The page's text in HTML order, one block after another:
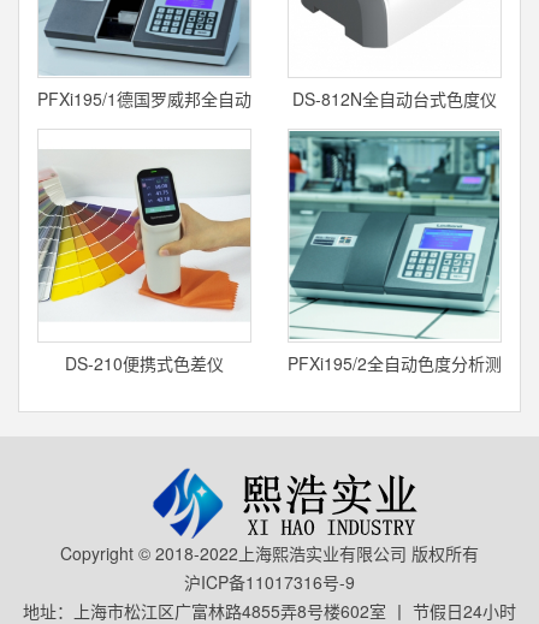
PFXi195/1德国罗威邦全自动
色度分析测定仪
DS-812N全自动台式色度仪
DS-210便携式色差仪
PFXi195/2全自动色度分析测
Copyright © 2018-2022上海熙浩实业有限公司 版权所有
沪ICP备11017316号-9
地址：上海市松江区广富林路4855弄8号楼602室 丨 节假日24小时